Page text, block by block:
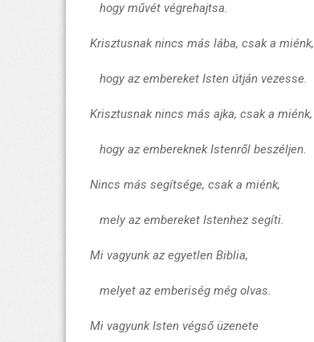
hogy művét végrehajtsa.
Krisztusnak nincs más lába, csak a miénk,
hogy az embereket Isten útján vezesse.
Krisztusnak nincs más ajka, csak a miénk,
hogy az embereknek Istenről beszéljen.
Nincs más segítsége, csak a miénk,
mely az embereket Istenhez segíti.
Mi vagyunk az egyetlen Biblia,
melyet az emberiség még olvas.
Mi vagyunk Isten végső üzenete